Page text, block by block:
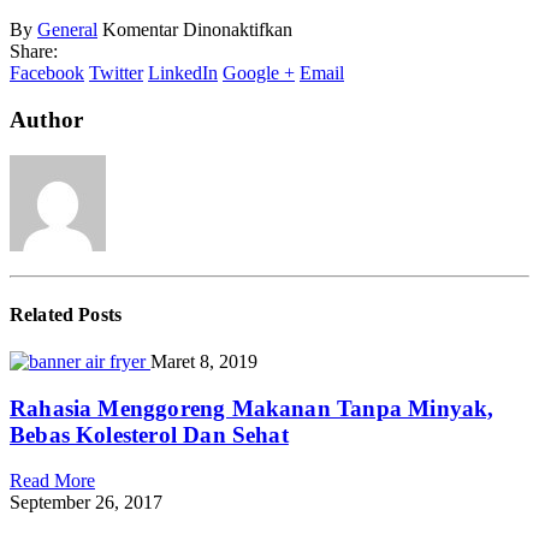
By General Komentar Dinonaktifkan
Kompor
Share:
Facebook Twitter LinkedIn Google + Email
Author
RelatedPosts
Maret 8, 2019
Rahasia Menggoreng Makanan Tanpa Minyak,
Bebas Kolesterol Dan Sehat
Read More
September 26, 2017